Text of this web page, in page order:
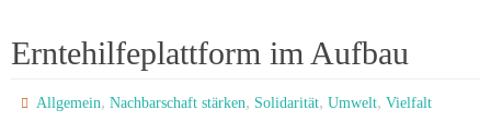
Erntehilfeplattform im Aufbau
Allgemein,Nachbarschaft stärken, Solidarität,Umwelt,Vielfalt